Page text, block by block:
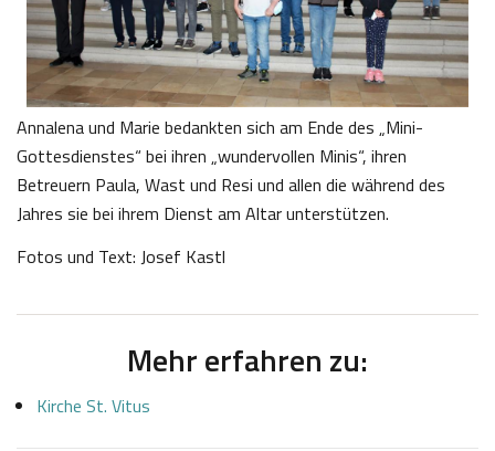
Annalena und Marie bedankten sich am Ende des „Mini-
Gottesdienstes“ bei ihren „wundervollen Minis“, ihren
Betreuern Paula, Wast und Resi und allen die während des
Jahres sie bei ihrem Dienst am Altar unterstützen.
Fotos und Text: Josef Kastl
Mehr erfahren zu:
Kirche St. Vitus